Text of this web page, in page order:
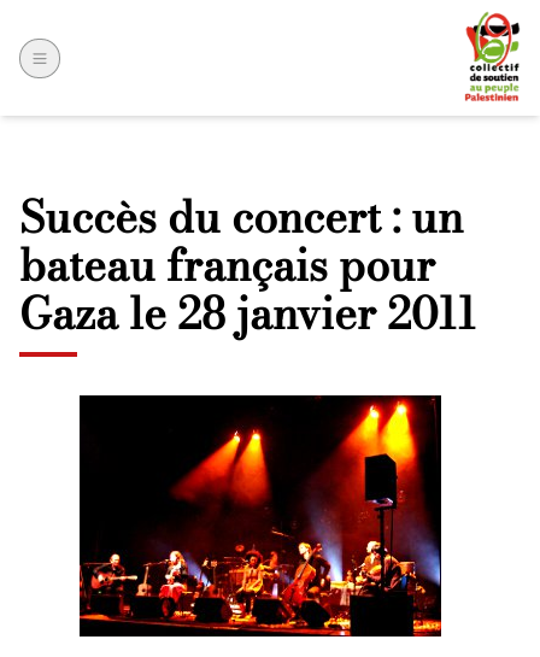
Succès du concert : un
bateau français pour
Gaza le 28 janvier 2011